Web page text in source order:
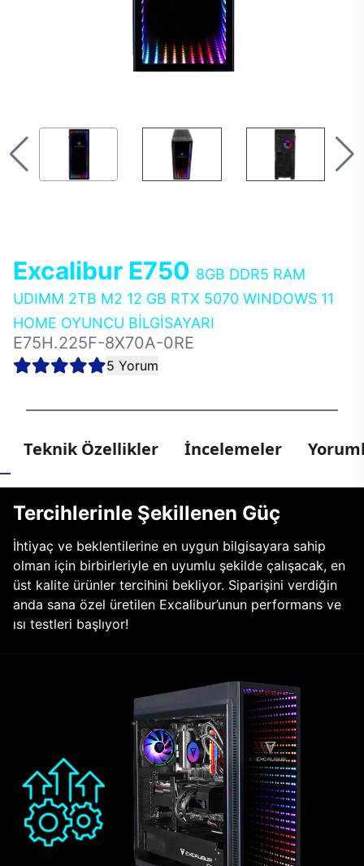
Excalibur E750 8GB DDR5 RAM
UDIMM 2TB M2 12 GB RTX 5070 WINDOWS 11
HOME OYUNCU BİLGİSAYARI
E75H.225F-8X70A-0RE
5 Yorum
Teknik Özellikler İncelemeler
Tercihlerinle Şekillenen Güç
İhtiyaç ve beklentilerine en uygun bilgisayara sahip
olman için birbirleriyle en uyumlu şekilde çalışacak, en
üst kalite ürünler tercihini bekliyor. Siparişini verdiğin
anda sana özel üretilen Excalibur’unun performans ve
ısı testleri başlıyor!